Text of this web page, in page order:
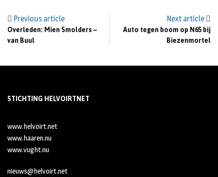
Previous article
Overleden: Mien Smolders –
van Buul
Next article
Auto tegen boom op N65 bij
Biezenmortel
STICHTING HELVOIRTNET
www.helvoirt.net
www.haaren.nu
www.vught.nu
nieuws@helvoirt.net